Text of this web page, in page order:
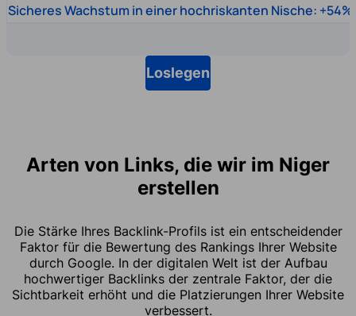
Sicheres Wachstum in einer hochriskanten Nische:
Loslegen
Arten von Links, die wir im Niger
erstellen
Die Stärke Ihres Backlink-Profils ist ein entscheidender
Faktor für die Bewertung des Rankings Ihrer Website
durch Google. In der digitalen Welt ist der Aufbau
hochwertiger Backlinks der zentrale Faktor, der die
Sichtbarkeit erhöht und die Platzierungen Ihrer Website
verbessert.